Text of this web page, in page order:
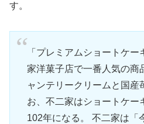
す。
「プレミアムショートケ
家洋菓子店で一番人気の商
ャンテリークリームと国産
お、不二家はショートケー
102年になる。 不二家は「